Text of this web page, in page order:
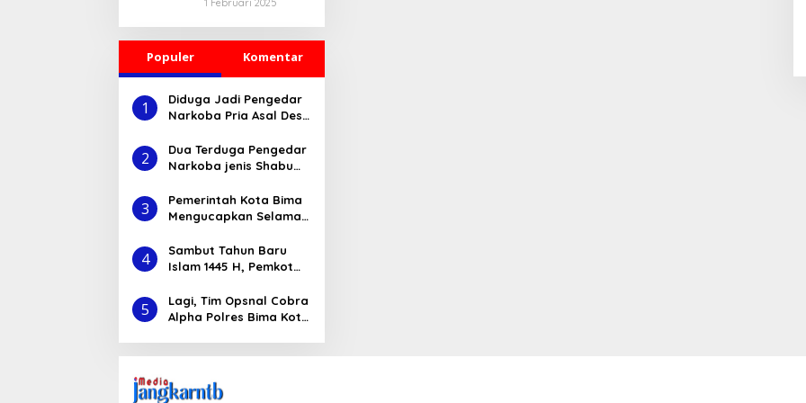
SEMBALUN
LAWANG
2024/2025
Lombok Timur
SMPN 3
Batukliang Serta
No Bullying di
SDN Peresak,
1 Februari 2025
Populer Komentar
1
Diduga Jadi Pengedar
Narkoba Pria Asal Desa
Opsanal Sat-
Resnarkoba Polres
2
Dua Terduga Pengedar
Narkoba jenis Shabu
Amankan Polres Bima
3
Pemerintah Kota Bima
Mengucapkan Selamat
Muharam 1445 H
4
Sambut Tahun Baru
Islam 1445 H, Pemkot
Umroh untuk
Pengunjung
5
Lagi, Tim Opsnal Cobra
Alpha Polres Bima Kota